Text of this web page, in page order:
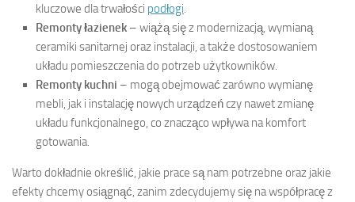
kluczowe dla trwałości podłogi.
Remonty łazienek – wiążą się z modernizacją, wymianą
ceramiki sanitarnej oraz instalacji, a także dostosowaniem
układu pomieszczenia do potrzeb użytkowników.
Remonty kuchni – mogą obejmować zarówno wymianę
mebli, jak i instalację nowych urządzeń czy nawet zmianę
układu funkcjonalnego, co znacząco wpływa na komfort
gotowania.
Warto dokładnie określić, jakie prace są nam potrzebne oraz jakie
efekty chcemy osiągnąć, zanim zdecydujemy się na współpracę z